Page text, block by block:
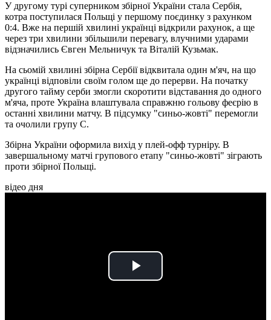
У другому турі суперником збірної України стала Сербія,
котра поступилася Польщі у першому поєдинку з рахунком
0:4. Вже на першій хвилині українці відкрили рахунок, а ще
через три хвилини збільшили перевагу, влучними ударами
відзначились Євген Мельничук та Віталій Кузьмак.
На сьомій хвилині збірна Сербії відквитала один м'яч, на що
українці відповіли своїм голом ще до перерви. На початку
другого тайму серби змогли скоротити відставання до одного
м'яча, проте Україна влаштувала справжню гольову феєрію в
останні хвилини матчу. В підсумку "синьо-жовті" перемогли
та очолили групу С.
Збірна України оформила вихід у плей-офф турніру. В
завершальному матчі групового етапу "синьо-жовті" зіграють
проти збірної Польщі.
відео дня
Play